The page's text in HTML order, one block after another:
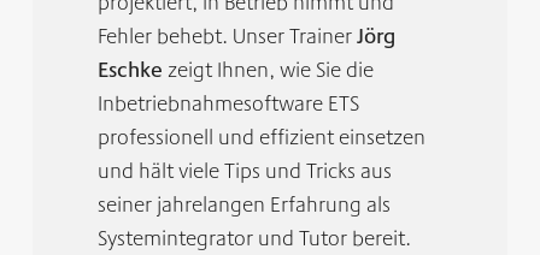
Fehler behebt. Unser TrainerJörg
Eschke zeigt Ihnen, wie Sie die
Inbetriebnahmesoftware ETS
professionell und effizient einsetzen
und hält viele Tips und Tricks aus
seiner jahrelangen Erfahrung als
Systemintegrator und Tutor bereit.